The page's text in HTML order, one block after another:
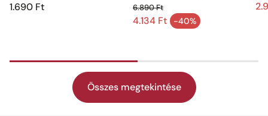
Normál
1.690 Ft
4.134 Ft -40%
Akciós ár
Normál ár
6.890 Ft
Összes megtekintése